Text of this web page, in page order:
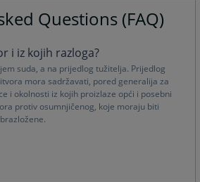
Questions (FAQ)
i iz kojih razloga?
suda, a na prijedlog tužitelja. Prijedlog
mora sadržavati, pored generalija za
i okolnosti iz kojih proizlaze opći i posebni
protiv osumnjičenog, koje moraju biti